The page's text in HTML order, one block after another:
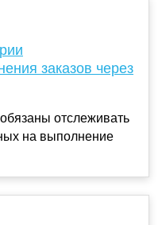
заказов через
отслеживать
на выполнение